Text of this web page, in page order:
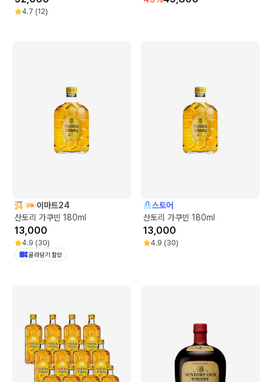
4.7 (12)
이마트24
산토리 가쿠빈 180ml
13,000
4.9 (30)
골라담기 할인
스토어
산토리 가쿠빈 180ml
13,000
4.9 (30)